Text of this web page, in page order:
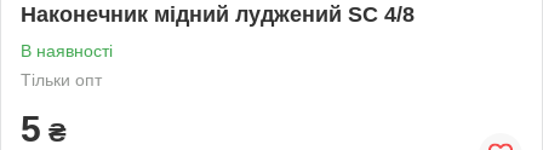
Наконечник мідний луджений SC 4/8
В наявності
Тільки опт
5 ₴